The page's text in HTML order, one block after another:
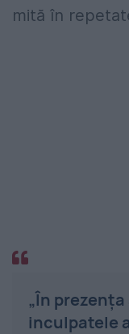
mită în
„În
inculpatele